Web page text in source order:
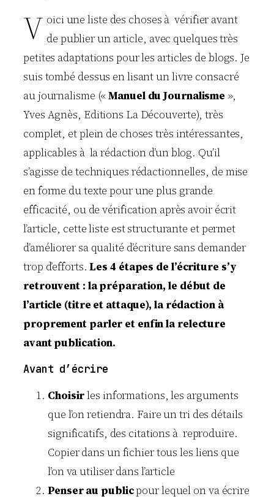
V oici une liste des choses à vérifier avant
de publier un article, avec quelques très
petites adaptations pour les articles de blogs. Je
suis tombé dessus en lisant un livre consacré
au journalisme («Manuel du Journalisme »,
Yves Agnès, Editions La Découverte), très
complet, et plein de choses très intéressantes,
applicables à la rédaction d’un blog. Qu’il
s’agisse de techniques rédactionnelles, de mise
en forme du texte pour une plus grande
efficacité, ou de vérification après avoir écrit
l’article, cette liste est structurante et permet
d’améliorer sa qualité d’écriture sans demander
trop d’efforts.Les 4 étapes de l’écriture s’y
retrouvent : la préparation, le début de
l’article (titre et attaque), la rédaction à
proprement parler et enfin la relecture
avant publication.
Avant d’écrire
Choisirles informations, les arguments
que l’on retiendra. Faire un tri des détails
significatifs, des citations à reproduire.
Copier dans un fichier tous les liens que
l’on va utiliser dans l’article
Penser au publicpour lequel on va écrire